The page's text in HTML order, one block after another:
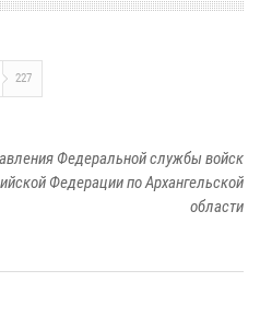
227
Федеральной службы войск
Федерации по Архангельской
области